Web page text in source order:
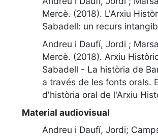
Mercè. (2018). L'Arxiu
Sabadell: un recurs
Andreu i Daufí, Jordi ;
Mercè. (2018). Arxiu
Sabadell - La història de
a través de les fonts orals.
d'història oral de l'Arxiu
Material audiovisual
Andreu i Daufí, Jordi;